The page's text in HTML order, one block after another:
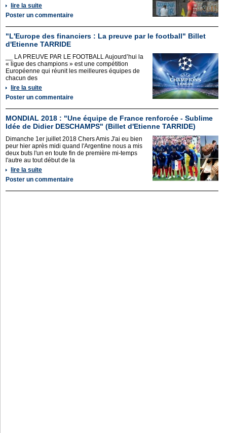
lire la suite
Poster un commentaire
"L'Europe des financiers : La preuve par le football" Billet
d'Etienne TARRIDE
__ LA PREUVE PAR LE FOOTBALL Aujourd’hui la
« ligue des champions » est une compétition
Européenne qui réunit les meilleures équipes de
chacun des
lire la suite
Poster un commentaire
MONDIAL 2018 : "Une équipe de France renforcée - Sublime
Idée de Didier DESCHAMPS" (Billet d'Etienne TARRIDE)
Dimanche 1er juillet 2018 Chers Amis J'ai eu bien
peur hier après midi quand l'Argentine nous a mis
deux buts l'un en toute fin de première mi-temps
l'autre au tout début de la
lire la suite
Poster un commentaire